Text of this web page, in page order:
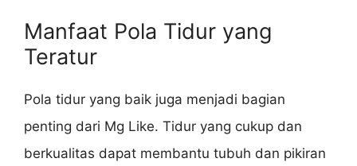
Manfaat Pola Tidur yang
Teratur
Pola tidur yang baik juga menjadi bagian
penting dari Mg Like. Tidur yang cukup dan
berkualitas dapat membantu tubuh dan pikiran